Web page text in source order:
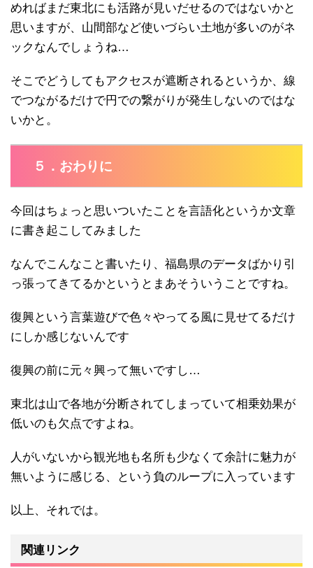
めればまだ東北にも活路が見いだせるのではないかと
思いますが、山間部など使いづらい土地が多いのがネ
ックなんでしょうね…
そこでどうしてもアクセスが遮断されるというか、線
でつながるだけで円での繋がりが発生しないのではな
いかと。
５．おわりに
今回はちょっと思いついたことを言語化というか文章
に書き起こしてみました
なんでこんなこと書いたり、福島県のデータばかり引
っ張ってきてるかというとまあそういうことですね。
復興という言葉遊びで色々やってる風に見せてるだけ
にしか感じないんです
復興の前に元々興って無いですし…
東北は山で各地が分断されてしまっていて相乗効果が
低いのも欠点ですよね。
人がいないから観光地も名所も少なくて余計に魅力が
無いように感じる、という負のループに入っています
以上、それでは。
関連リンク